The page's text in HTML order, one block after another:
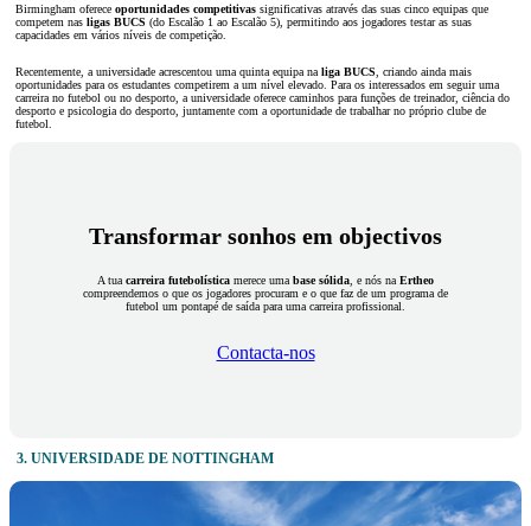
Birmingham oferece oportunidades competitivas significativas através das suas cinco equipas que
competem nas ligas BUCS (do Escalão 1 ao Escalão 5), permitindo aos jogadores testar as suas
capacidades em vários níveis de competição.
Recentemente, a universidade acrescentou uma quinta equipa na liga BUCS , criando ainda mais
oportunidades para os estudantes competirem a um nível elevado. Para os interessados em seguir uma
carreira no futebol ou no desporto, a universidade oferece caminhos para funções de treinador, ciência do
desporto e psicologia do desporto, juntamente com a oportunidade de trabalhar no próprio clube de
futebol.
Transformar sonhos em objectivos
A tua carreira futebolística merece uma base sólida , e nós na Ertheo
compreendemos o que os jogadores procuram e o que faz de um programa de
futebol um pontapé de saída para uma carreira profissional.
Contacta-nos
3. UNIVERSIDADE DE NOTTINGHAM